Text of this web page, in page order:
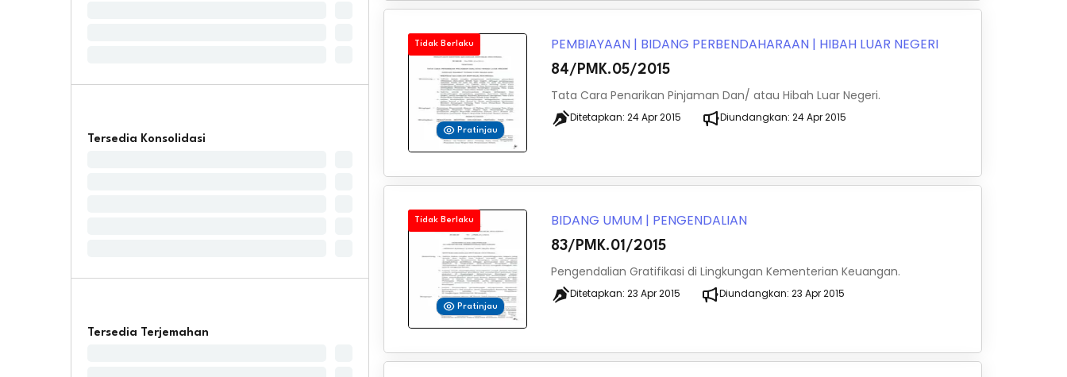
Tersedia Konsolidasi
Tersedia Terjemahan
Tidak Berlaku
Pratinjau
PEMBIAYAAN | BIDANG PERBENDAHARAAN | HIBAH LUAR NEGERI
84/PMK.05/2015
Tata Cara Penarikan Pinjaman Dan/ atau Hibah Luar Negeri.
Ditetapkan:24 Apr 2015 Diundangkan:24 Apr 2015
Tidak Berlaku
Pratinjau
BIDANG UMUM | PENGENDALIAN
83/PMK.01/2015
Pengendalian Gratifikasi di Lingkungan Kementerian Keuangan.
Ditetapkan:23 Apr 2015 Diundangkan:23 Apr 2015